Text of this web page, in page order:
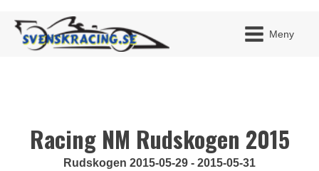
Meny
BLI
MITT
JAG
Racing NM Rudskogen 2015
Rudskogen 2015-05-29 - 2015-05-31